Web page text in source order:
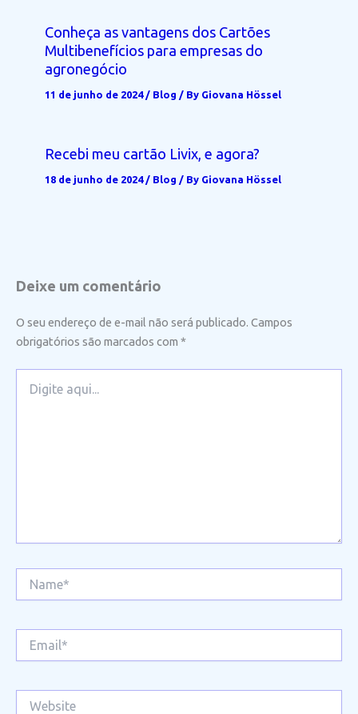
Conheça as vantagens dos Cartões
Multibenefícios para empresas do
agronegócio
11 de junho de 2024 / Blog / By Giovana Hössel
Recebi meu cartão Livix, e agora?
18 de junho de 2024 / Blog / By Giovana Hössel
Deixe um comentário
O seu endereço de e-mail não será publicado. Campos
obrigatórios são marcados com *
aqui...